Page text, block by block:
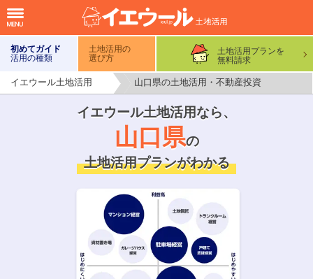
初めてガイド
活用の種類
土地活用の
選び方
土地活用プランを
無料請求
イエウール土地活用 山口県の土地活用・不動産投資
イエウール土地活用なら、
山口県の
土地活用プランがわかる